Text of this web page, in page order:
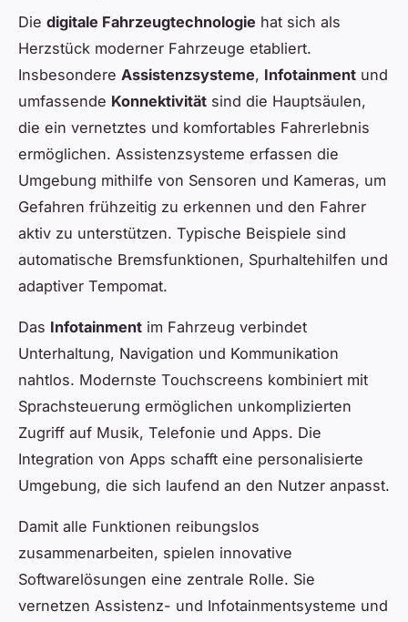
Die digitale Fahrzeugtechnologie hat sich als
Herzstück moderner Fahrzeuge etabliert.
Insbesondere Assistenzsysteme, Infotainment und
umfassende Konnektivität sind die Hauptsäulen,
die ein vernetztes und komfortables Fahrerlebnis
ermöglichen. Assistenzsysteme erfassen die
Umgebung mithilfe von Sensoren und Kameras, um
Gefahren frühzeitig zu erkennen und den Fahrer
aktiv zu unterstützen. Typische Beispiele sind
automatische Bremsfunktionen, Spurhaltehilfen und
adaptiver Tempomat.
Das Infotainment im Fahrzeug verbindet
Unterhaltung, Navigation und Kommunikation
nahtlos. Modernste Touchscreens kombiniert mit
Sprachsteuerung ermöglichen unkomplizierten
Zugriff auf Musik, Telefonie und Apps. Die
Integration von Apps schafft eine personalisierte
Umgebung, die sich laufend an den Nutzer anpasst.
Damit alle Funktionen reibungslos
zusammenarbeiten, spielen innovative
Softwarelösungen eine zentrale Rolle. Sie
vernetzen Assistenz- und Infotainmentsysteme und